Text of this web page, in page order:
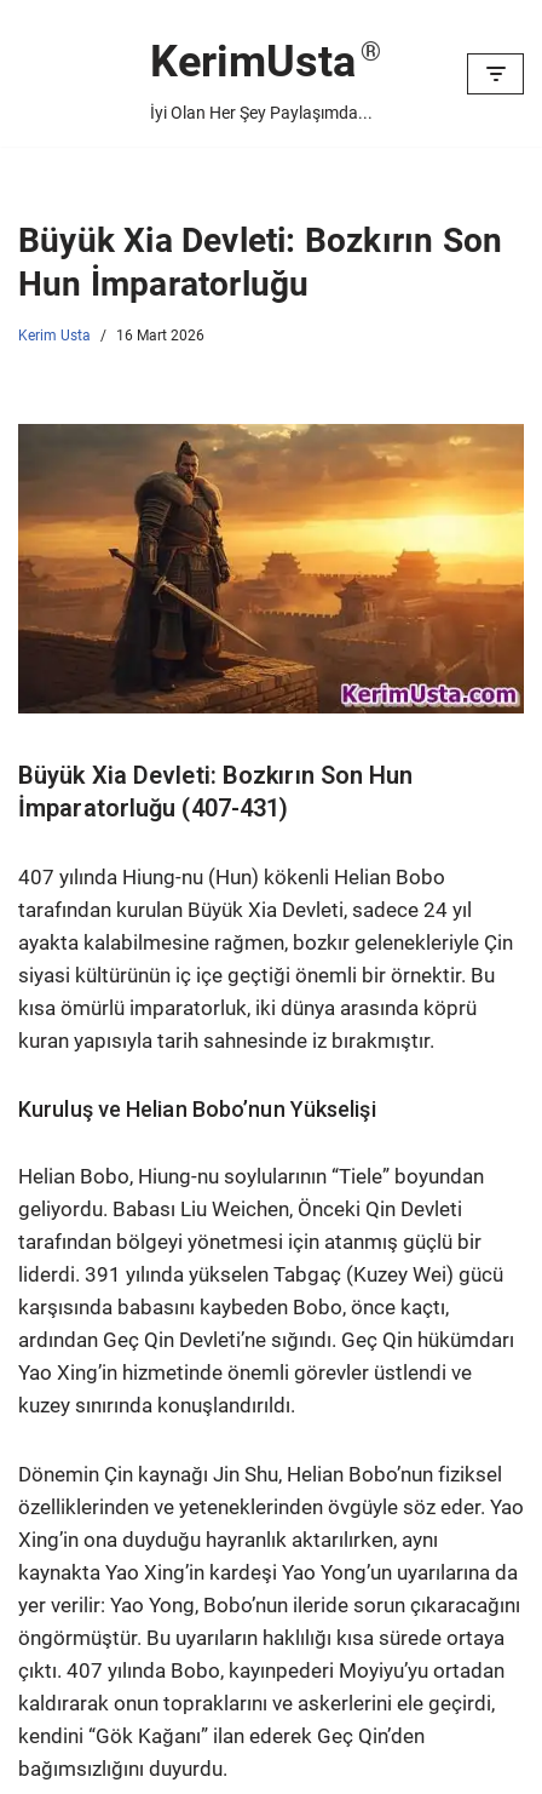
KerimUsta
İyi Olan Her Şey Paylaşımda...
Büyük Xia Devleti: Bozkırın Son
Hun İmparatorluğu
Kerim Usta 16 Mart 2026
Büyük Xia Devleti: Bozkırın Son Hun
İmparatorluğu (407-431)
407 yılında Hiung-nu (Hun) kökenli Helian Bobo
tarafından kurulan Büyük Xia Devleti, sadece 24 yıl
ayakta kalabilmesine rağmen, bozkır gelenekleriyle Çin
siyasi kültürünün iç içe geçtiği önemli bir örnektir. Bu
kısa ömürlü imparatorluk, iki dünya arasında köprü
kuran yapısıyla tarih sahnesinde iz bırakmıştır.
Kuruluş ve Helian Bobo’nun Yükselişi
Helian Bobo, Hiung-nu soylularının “Tiele” boyundan
geliyordu. Babası Liu Weichen, Önceki Qin Devleti
tarafından bölgeyi yönetmesi için atanmış güçlü bir
liderdi. 391 yılında yükselen Tabgaç (Kuzey Wei) gücü
karşısında babasını kaybeden Bobo, önce kaçtı,
ardından Geç Qin Devleti’ne sığındı. Geç Qin hükümdarı
Yao Xing’in hizmetinde önemli görevler üstlendi ve
kuzey sınırında konuşlandırıldı.
Dönemin Çin kaynağı Jin Shu, Helian Bobo’nun fiziksel
özelliklerinden ve yeteneklerinden övgüyle söz eder. Yao
Xing’in ona duyduğu hayranlık aktarılırken, aynı
kaynakta Yao Xing’in kardeşi Yao Yong’un uyarılarına da
yer verilir: Yao Yong, Bobo’nun ileride sorun çıkaracağını
öngörmüştür. Bu uyarıların haklılığı kısa sürede ortaya
çıktı. 407 yılında Bobo, kayınpederi Moyiyu’yu ortadan
kaldırarak onun topraklarını ve askerlerini ele geçirdi,
kendini “Gök Kağanı” ilan ederek Geç Qin’den
bağımsızlığını duyurdu.